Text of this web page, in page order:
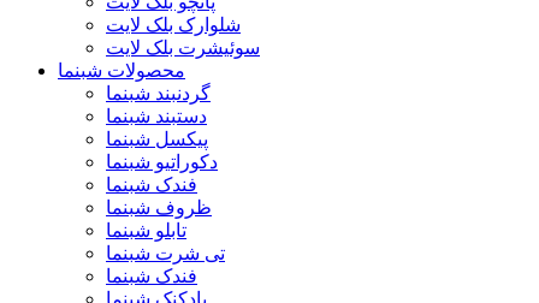
شلوارک بلک لایت
سوئیشرت بلک لایت
محصولات شبنما
گردنبند شبنما
دستبند شبنما
پیکسل شبنما
دکوراتیو شبنما
فندک شبنما
ظروف شبنما
تابلو شبنما
تی شرت شبنما
فندک شبنما